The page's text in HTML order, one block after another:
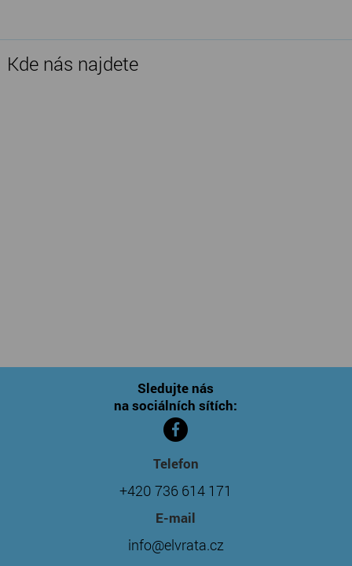
Kde nás najdete
Sledujte nás
na sociálních sítích:
Telefon
+420 736 614 171
E-mail
info@elvrata.cz